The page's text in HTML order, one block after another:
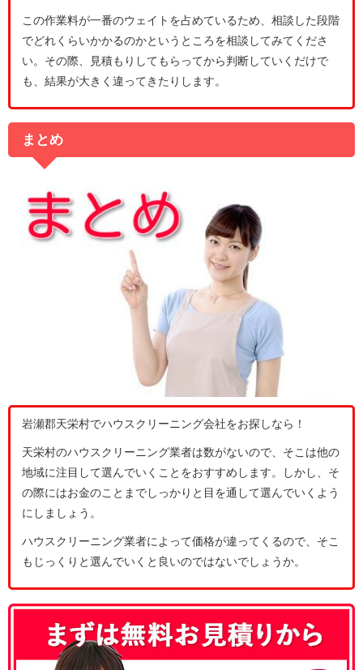
この作業料が一番のウェイトを占めているため、相談した段階
でどれくらいかかるのかというところを相談してみてくださ
い。その際、見積もりしてもらってから判断していくだけで
も、結果が大きく違ってきたりします。
まとめ
岩瀬郡天栄村でハウスクリーニング会社をお探しなら！
天栄村のハウスクリーニング業者は数がないので、そこは他の
地域に注目して選んでいくことをおすすめします。しかし、そ
の際にはお金のことまでしっかりと目を通して選んでいくよう
にしましょう。
ハウスクリーニング業者によって価格が違ってくるので、そこ
もじっくりと選んでいくと良いのではないでしょうか。